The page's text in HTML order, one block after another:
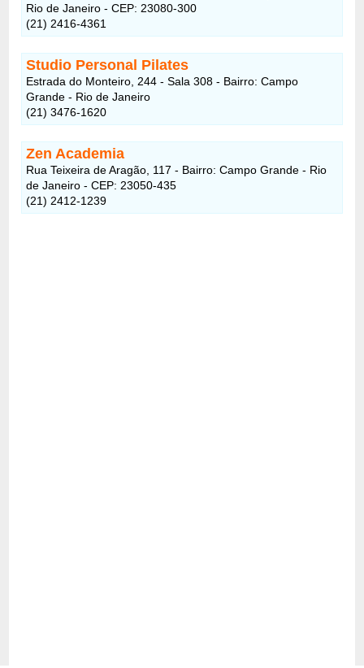
Rio de Janeiro - CEP: 23080-300
(21) 2416-4361
Studio Personal Pilates
Estrada do Monteiro, 244 - Sala 308 - Bairro: Campo
Grande - Rio de Janeiro
(21) 3476-1620
Zen Academia
Rua Teixeira de Aragão, 117 - Bairro: Campo Grande - Rio
de Janeiro - CEP: 23050-435
(21) 2412-1239